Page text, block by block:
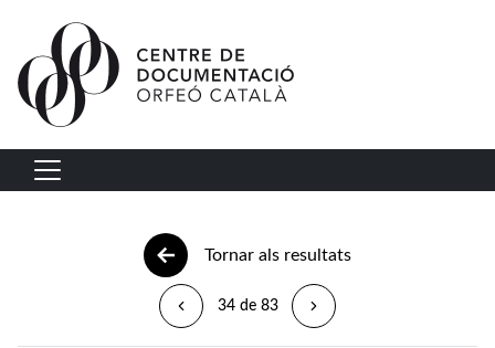
Vés al contingut
Navegació principal
Tornar als resultats
34 de 83